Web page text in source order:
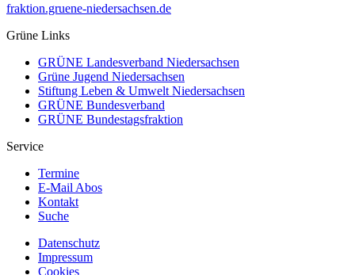
fraktion.gruene-niedersachsen.de
Grüne Links
GRÜNE Landesverband Niedersachsen
Grüne Jugend Niedersachsen
Stiftung Leben & Umwelt Niedersachsen
GRÜNE Bundesverband
GRÜNE Bundestagsfraktion
Service
Termine
E-Mail Abos
Kontakt
Suche
Datenschutz
Impressum
Cookies